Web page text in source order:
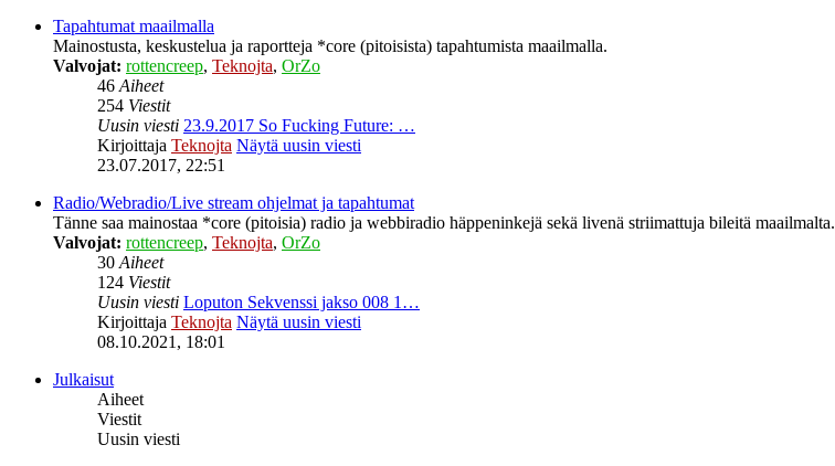
Tapahtumat maailmalla
Mainostusta, keskustelua ja raportteja *core (pitoisista) tapahtumista maailmalla.
Valvojat: rottencreep, Teknojta, OrZo
46Aiheet
254 Viestit
Uusin viesti 23.9.2017 So Fucking Future: …
Kirjoittaja Teknojta Näytä uusin viesti
23.07.2017, 22:51
Radio/Webradio/Live stream ohjelmat ja tapahtumat
Tänne saa mainostaa *core (pitoisia) radio ja webbiradio häppeninkejä sekä livenä striimattuja bileitä maailmalta.
Valvojat: rottencreep, Teknojta, OrZo
30Aiheet
124 Viestit
Uusin viesti Loputon Sekvenssi jakso 008 1…
Kirjoittaja Teknojta Näytä uusin viesti
08.10.2021, 18:01
Julkaisut
Aiheet
Viestit
Uusin viesti